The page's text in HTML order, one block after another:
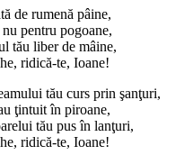
de rumenă pâine,
pentru pogoane,
tău liber de mâine,
ridică-te, Ioane!
tău curs prin şanţuri,
ţintuit în piroane,
tău pus în lanţuri,
ridică-te, Ioane!